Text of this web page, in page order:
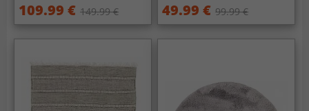
109.99 € 149.99 € 49.99 € 99.99 €